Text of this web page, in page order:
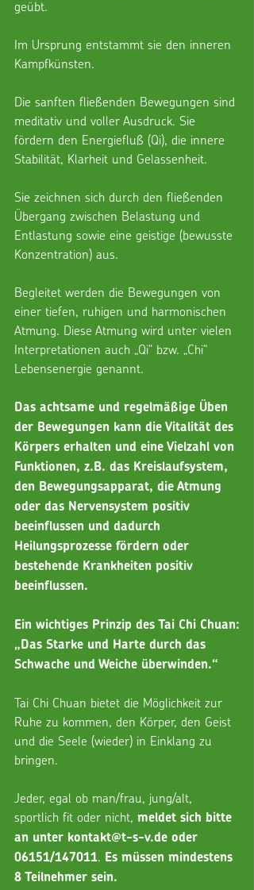
geübt.
Im Ursprung entstammt sie den inneren
Kampfkünsten.
Die sanften fließenden Bewegungen sind
meditativ und voller Ausdruck. Sie
fördern den Energiefluß (Qi), die innere
Stabilität, Klarheit und Gelassenheit.
Sie zeichnen sich durch den fließenden
Übergang zwischen Belastung und
Entlastung sowie eine geistige (bewusste
Konzentration) aus.
Begleitet werden die Bewegungen von
einer tiefen, ruhigen und harmonischen
Atmung. Diese Atmung wird unter vielen
Interpretationen auch „Qi“ bzw. „Chi“
Lebensenergie genannt.
Das achtsame und regelmäßige Üben
der Bewegungen kann die Vitalität des
Körpers erhalten und eine Vielzahl von
Funktionen, z.B. das Kreislaufsystem,
den Bewegungsapparat, die Atmung
oder das Nervensystem positiv
beeinflussen und dadurch
Heilungsprozesse fördern oder
bestehende Krankheiten positiv
beeinflussen.
Ein wichtiges Prinzip des Tai Chi Chuan:
„Das Starke und Harte durch das
Schwache und Weiche überwinden.“
Tai Chi Chuan bietet die Möglichkeit zur
Ruhe zu kommen, den Körper, den Geist
und die Seele (wieder) in Einklang zu
bringen.
Jeder, egal ob man/frau, jung/alt,
sportlich fit oder nicht, meldet sich bitte
an unter kontakt@t-s-v.de oder
06151/147011. Es müssen mindestens
8 Teilnehmer sein.